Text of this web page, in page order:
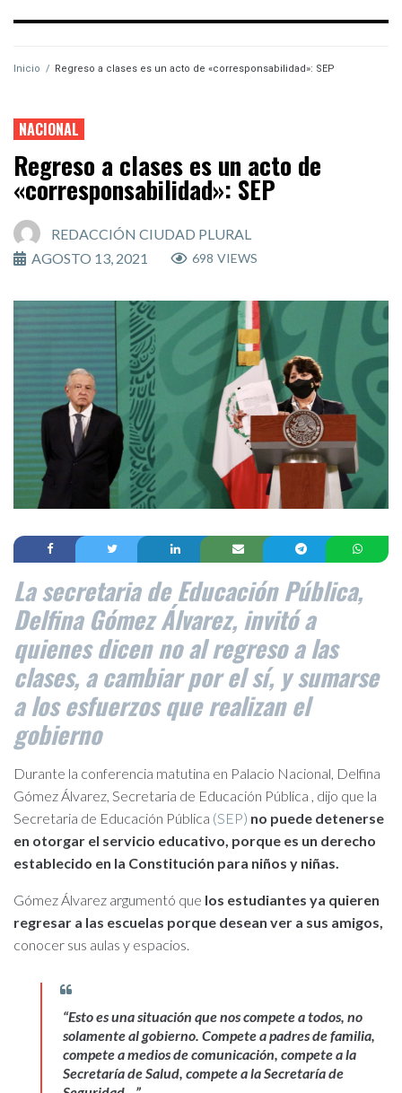
Inicio / Regreso a clases es un acto de «corresponsabilidad»: SEP
NACIONAL
Regreso a clases es un acto de
«corresponsabilidad»: SEP
REDACCIÓN CIUDAD PLURAL
AGOSTO 13, 2021
698 VIEWS
La secretaria de Educación Pública,
Delfina Gómez Álvarez, invitó a
quienes dicen no al regreso a las
clases, a cambiar por el sí, y sumarse
a los esfuerzos que realizan el
gobierno
Durante la conferencia matutina en Palacio Nacional, Delfina
Gómez Álvarez, Secretaria de Educación Pública , dijo que la
Secretaria de Educación Pública (SEP) no puede detenerse
en otorgar el servicio educativo, porque es un derecho
establecido en la Constitución para niños y niñas.
Gómez Álvarez argumentó que los estudiantes ya quieren
regresar a las escuelas porque desean ver a sus amigos,
conocer sus aulas y espacios.
“Esto es una situación que nos compete a todos, no
solamente al gobierno. Compete a padres de familia,
compete a medios de comunicación, compete a la
Secretaría de Salud, compete a la Secretaría de